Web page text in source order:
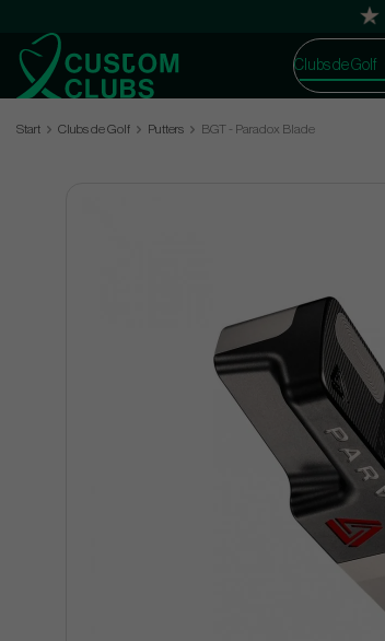
Clubs de Golf
Start Clubs de Golf Putters BGT - Paradox Blade